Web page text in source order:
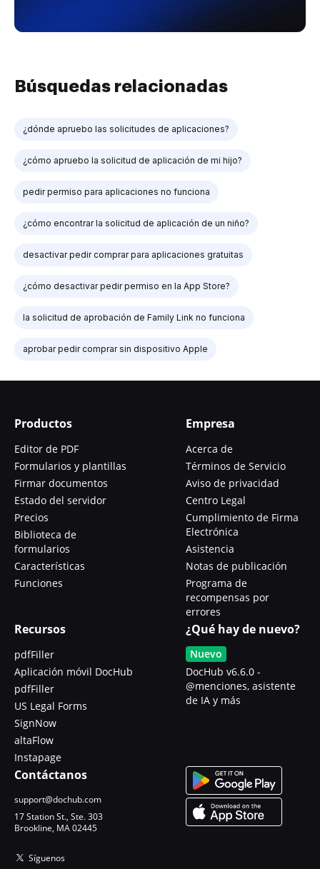
Búsquedas relacionadas
¿dónde apruebo las solicitudes de aplicaciones?
¿cómo apruebo la solicitud de aplicación de mi hijo?
pedir permiso para aplicaciones no funciona
¿cómo encontrar la solicitud de aplicación de un niño?
desactivar pedir comprar para aplicaciones gratuitas
¿cómo desactivar pedir permiso en la App Store?
la solicitud de aprobación de Family Link no funciona
aprobar pedir comprar sin dispositivo Apple
Productos
Editor de PDF
Formularios y plantillas
Firmar documentos
Estado del servidor
Precios
Biblioteca de
formularios
Características
Funciones
Empresa
Acerca de
Términos de Servicio
Aviso de privacidad
Centro Legal
Cumplimiento de Firma
Electrónica
Asistencia
Notas de publicación
Programa de
recompensas por
errores
Recursos
pdfFiller
Aplicación móvil DocHub
pdfFiller
US Legal Forms
SignNow
altaFlow
Instapage
¿Qué hay de nuevo?
Nuevo
DocHub v6.6.0 -
@menciones, asistente
de IA y más
Contáctanos
support@dochub.com
17 Station St., Ste. 303
Brookline, MA 02445
Síguenos